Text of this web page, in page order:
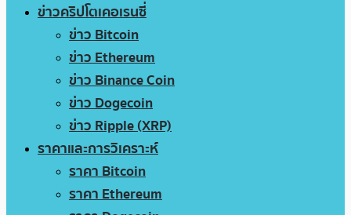
ข่าวคริปโตเคอเรนซี่
ข่าว Bitcoin
ข่าว Ethereum
ข่าว Binance Coin
ข่าว Dogecoin
ข่าว Ripple (XRP)
ราคาและการวิเคราะห์
ราคา Bitcoin
ราคา Ethereum